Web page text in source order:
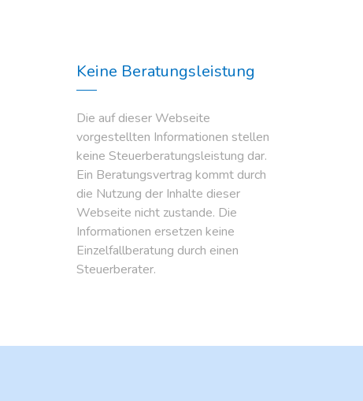
Keine Beratungsleistung
Die auf dieser Webseite
vorgestellten Informationen stellen
keine Steuerberatungsleistung dar.
Ein Beratungsvertrag kommt durch
die Nutzung der Inhalte dieser
Webseite nicht zustande. Die
Informationen ersetzen keine
Einzelfallberatung durch einen
Steuerberater.